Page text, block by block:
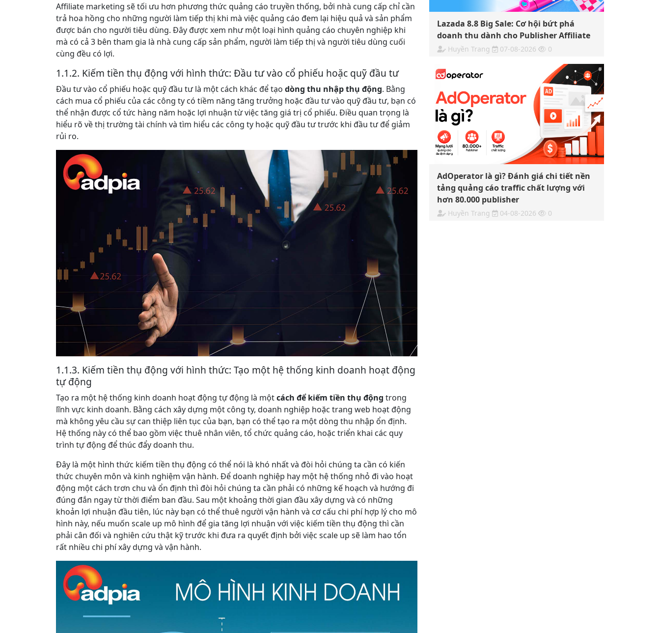
Affiliate marketing sẽ tối ưu hơn phương thức quảng cáo truyền thống, bởi nhà cung cấp chỉ cần
trả hoa hồng cho những người làm tiếp thị khi mà việc quảng cáo đem lại hiệu quả và sản phẩm
được bán cho người tiêu dùng. Đây được xem như một loại hình quảng cáo chuyên nghiệp khi
mà có cả 3 bên tham gia là nhà cung cấp sản phẩm, người làm tiếp thị và người tiêu dùng cuối
cùng đều có lợi.
1.1.2. Kiếm tiền thụ động với hình thức: Đầu tư vào cổ phiếu hoặc quỹ đầu tư
Đầu tư vào cổ phiếu hoặc quỹ đầu tư là một cách khác để tạo dòng thu nhập thụ động. Bằng
cách mua cổ phiếu của các công ty có tiềm năng tăng trưởng hoặc đầu tư vào quỹ đầu tư, bạn có
thể nhận được cổ tức hàng năm hoặc lợi nhuận từ việc tăng giá trị cổ phiếu. Điều quan trọng là
hiểu rõ về thị trường tài chính và tìm hiểu các công ty hoặc quỹ đầu tư trước khi đầu tư để giảm
rủi ro.
1.1.3. Kiếm tiền thụ động với hình thức: Tạo một hệ thống kinh doanh hoạt động
tự động
Tạo ra một hệ thống kinh doanh hoạt động tự động là mộtcách để kiếm tiền thụ động trong
lĩnh vực kinh doanh. Bằng cách xây dựng một công ty, doanh nghiệp hoặc trang web hoạt động
mà không yêu cầu sự can thiệp liên tục của bạn, bạn có thể tạo ra một dòng thu nhập ổn định.
Hệ thống này có thể bao gồm việc thuê nhân viên, tổ chức quảng cáo, hoặc triển khai các quy
trình tự động để thúc đẩy doanh thu.
Đây là một hình thức kiếm tiền thụ động có thể nói là khó nhất và đòi hỏi chúng ta cần có kiến
thức chuyên môn và kinh nghiệm vận hành. Để doanh nghiệp hay một hệ thống nhỏ đi vào hoạt
động một cách trơn chu và ổn định thì đòi hỏi chúng ta cần phải có những kế hoạch và hướng đi
đúng đắn ngay từ thời điểm ban đầu. Sau một khoảng thời gian đầu xây dựng và có những
khoản lợi nhuận đầu tiên, lúc này bạn có thể thuê người vận hành và cơ cấu chi phí hợp lý cho mô
hình này, nếu muốn scale up mô hình để gia tăng lợi nhuận với việc kiếm tiền thụ động thì cần
phải cân đối và nghiên cứu thật kỹ trước khi đưa ra quyết định bởi việc scale up sẽ làm hao tổn
rất nhiều chi phí xây dựng và vận hành.
Lazada 8.8 Big Sale: Cơ hội bứt phá
doanh thu dành cho Publisher Affiliate
Huyền Trang 07-08-2026 0
AdOperator là gì? Đánh giá chi tiết nền
tảng quảng cáo traffic chất lượng với
hơn 80.000 publisher
Huyền Trang 04-08-2026 0